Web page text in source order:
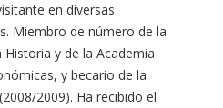
en diversas
Miembro de número de la
y de la Academia
y becario de la
2009). Ha recibido el